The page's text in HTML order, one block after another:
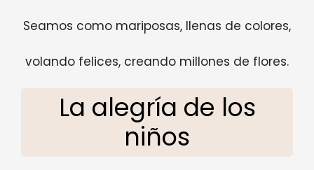
Seamos como mariposas, llenas de colores,
volando felices, creando millones de flores.
La alegría de los
niños